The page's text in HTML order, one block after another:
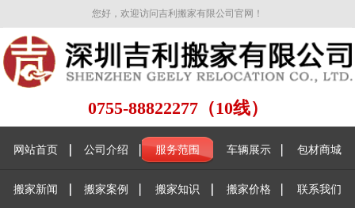
您好，欢迎访问吉利搬家有限公司官网！
0755-88822277（10线）
网站首页 公司介绍 服务范围 车辆展示 包材商城
搬家新闻 搬家案例 搬家知识 搬家价格 联系我们